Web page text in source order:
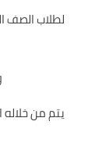
لطلاب الصف
يتم من